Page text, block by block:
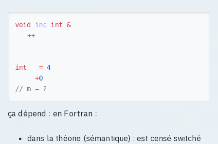
void inc int &n
++;
int = 4
+0
// m = ?
ça dépend : en Fortran :
dans la théorie (sémantique) : est censé switché